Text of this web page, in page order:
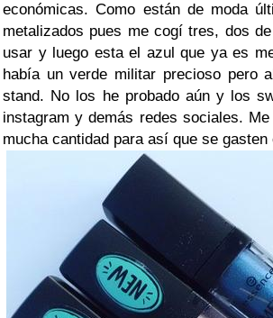
económicas. Como están de moda
metalizados pues me cogí tres, dos
usar y luego esta el azul que ya es
había un verde militar precioso pero
stand. No los he probado aún y los
instagram y demás redes sociales.
mucha cantidad para así que se gasten